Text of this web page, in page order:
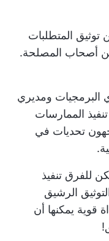
المتطلبات
بين أصحاب المصلحة.
البرمجيات ومديري
الممارسات
تحديات في
للفرق تنفيذ
الرشيق
قوية يمكنها أن